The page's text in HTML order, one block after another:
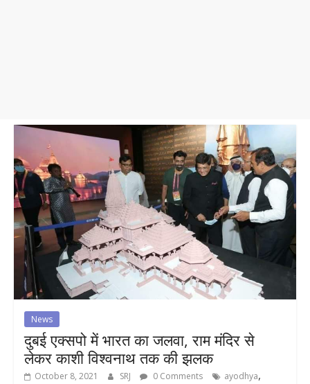
News
दुबई एक्सपो में भारत का जलवा, राम मंदिर से
लेकर काशी विश्वनाथ तक की झलक
October 8, 2021 SRJ 0 Comments ayodhya,